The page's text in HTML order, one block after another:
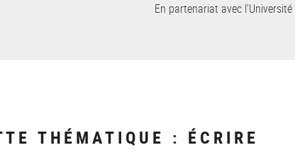
En partenariat avec l’Université
THÉMATIQUE : ÉCRIRE